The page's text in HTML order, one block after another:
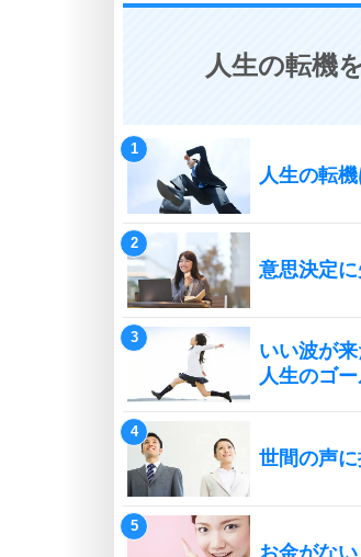
人生の転機
人生の転
意思決定
いい波が来
人生のゴ
世間の声に
お金がな